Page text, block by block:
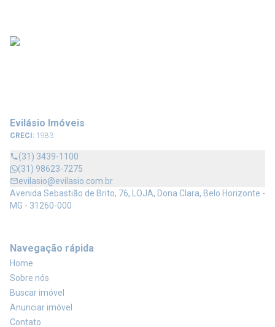
Evilásio Imóveis
CRECI: 1983
(31) 3439-1100
(31) 98623-7275
evilasio@evilasio.com.br
Avenida Sebastião de Brito, 76, LOJA, Dona Clara, Belo Horizonte -
MG - 31260-000
Navegação rápida
Home
Sobre nós
Buscar imóvel
Anunciar imóvel
Contato